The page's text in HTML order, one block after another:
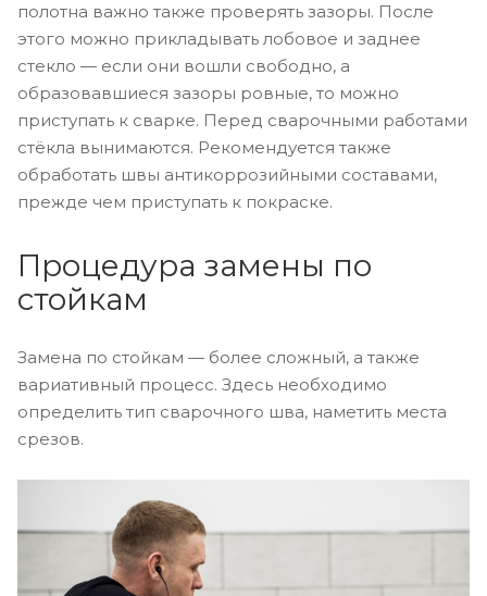
полотна важно также проверять зазоры. После
этого можно прикладывать лобовое и заднее
стекло — если они вошли свободно, а
образовавшиеся зазоры ровные, то можно
приступать к сварке. Перед сварочными работами
стёкла вынимаются. Рекомендуется также
обработать швы антикоррозийными составами,
прежде чем приступать к покраске.
Процедура замены по
стойкам
Замена по стойкам — более сложный, а также
вариативный процесс. Здесь необходимо
определить тип сварочного шва, наметить места
срезов.